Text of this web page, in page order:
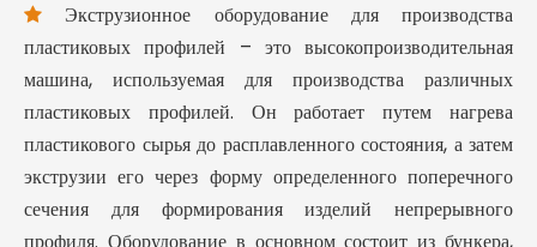

Экструзионное оборудование для производства
пластиковых профилей – это высокопроизводительная
машина, используемая для производства различных
пластиковых профилей. Он работает путем нагрева
пластикового сырья до расплавленного состояния, а затем
экструзии его через форму определенного поперечного
сечения для формирования изделий непрерывного